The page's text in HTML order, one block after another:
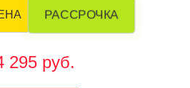
РАССРОЧКА
295 руб.